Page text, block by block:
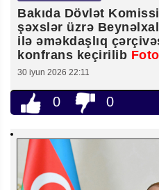
Bakıda Dövlət
şəxslər üzrə
ilə əməkdaşlıq
konfrans keçirilib
30 iyun 2026 22:11
0 0